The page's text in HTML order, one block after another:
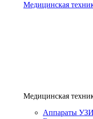
Медицинская
Медицинская
Аппараты УЗИ